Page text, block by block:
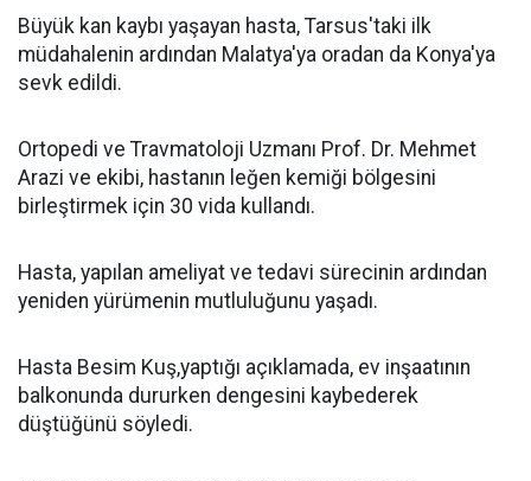
Büyük kan kaybı yaşayan hasta, Tarsus'taki ilk
müdahalenin ardından Malatya'ya oradan da Konya'ya
sevk edildi.
Ortopedi ve Travmatoloji Uzmanı Prof. Dr. Mehmet
Arazi ve ekibi, hastanın leğen kemiği bölgesini
birleştirmek için 30 vida kullandı.
Hasta, yapılan ameliyat ve tedavi sürecinin ardından
yeniden yürümenin mutluluğunu yaşadı.
Hasta Besim Kuş,yaptığı açıklamada, ev inşaatının
balkonunda dururken dengesini kaybederek
düştüğünü söyledi.